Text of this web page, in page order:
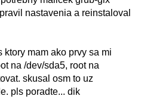
nastavenia a reinstaloval
mam ako prvy sa mi
na /dev/sda5, root na
skusal osm to uz
pls poradte... dik